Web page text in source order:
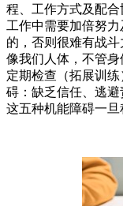
程、工作方式及配
工作中需要加倍努
的，否则很难有战
像我们人体，不管身
定期检查（拓展训
碍：缺乏信任、逃避
这五种机能障碍一旦